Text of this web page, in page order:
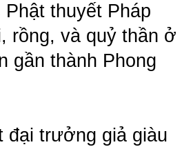
thuyết Pháp
rồng, và quỷ thần ở
gần thành Phong
đại trưởng giả giàu